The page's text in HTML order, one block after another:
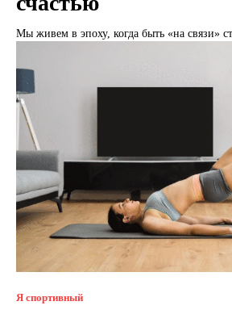
Мы живем в эпоху, когда быть «на связи»
Я спортивный